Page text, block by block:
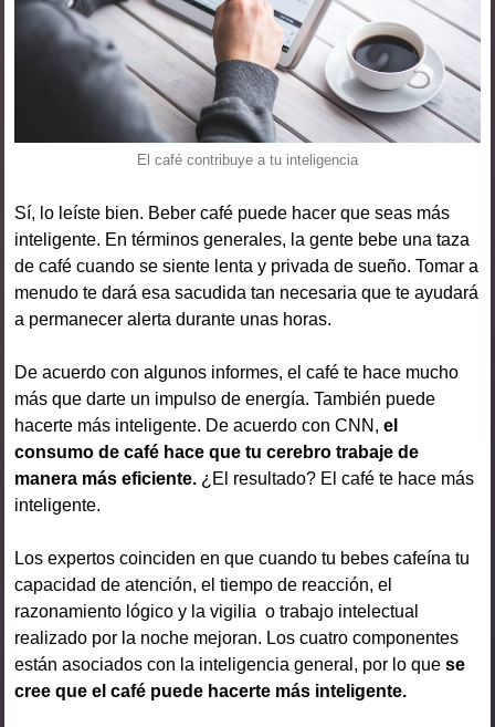
El café contribuye a tu inteligencia
Sí, lo leíste bien. Beber café puede hacer que seas más
inteligente. En términos generales, la gente bebe una taza
de café cuando se siente lenta y privada de sueño. Tomar a
menudo te dará esa sacudida tan necesaria que te ayudará
a permanecer alerta durante unas horas.
De acuerdo con algunos informes, el café te hace mucho
más que darte un impulso de energía. También puede
hacerte más inteligente. De acuerdo con CNN, el
consumo de café hace que tu cerebro trabaje de
manera más eficiente. ¿El resultado? El café te hace más
inteligente.
Los expertos coinciden en que cuando tu bebes cafeína tu
capacidad de atención, el tiempo de reacción, el
razonamiento lógico y la vigilia o trabajo intelectual
realizado por la noche mejoran. Los cuatro componentes
están asociados con la inteligencia general, por lo quese
cree que el café puede hacerte más inteligente.